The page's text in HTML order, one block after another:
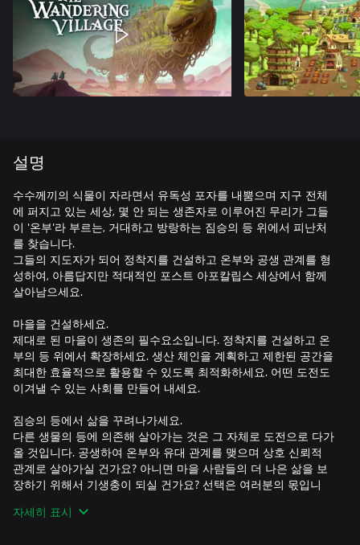
설명
수수께끼의 식물이 자라면서 유독성 포자를 내뿜으며 지구 전체
에 퍼지고 있는 세상, 몇 안 되는 생존자로 이루어진 무리가 그들
이 '온부'라 부르는, 거대하고 방랑하는 짐승의 등 위에서 피난처
를 찾습니다.
그들의 지도자가 되어 정착지를 건설하고 온부와 공생 관계를 형
성하여, 아름답지만 적대적인 포스트 아포칼립스 세상에서 함께
살아남으세요.
마을을 건설하세요.
제대로 된 마을이 생존의 필수요소입니다. 정착지를 건설하고 온
부의 등 위에서 확장하세요. 생산 체인을 계획하고 제한된 공간을
최대한 효율적으로 활용할 수 있도록 최적화하세요. 어떤 도전도
이겨낼 수 있는 사회를 만들어 내세요.
짐승의 등에서 삶을 꾸려나가세요.
다른 생물의 등에 의존해 살아가는 것은 그 자체로 도전으로 다가
올 것입니다. 공생하여 온부와 유대 관계를 맺으며 상호 신뢰적
관계로 살아가실 건가요? 아니면 마을 사람들의 더 나은 삶을 보
장하기 위해서 기생충이 되실 건가요? 선택은 여러분의 몫입니
자세히 표시